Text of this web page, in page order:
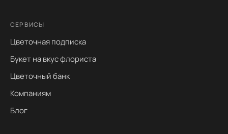
СЕРВИСЫ
Цветочная подписка
Букет на вкус флориста
Цветочный банк
Компаниям
Блог